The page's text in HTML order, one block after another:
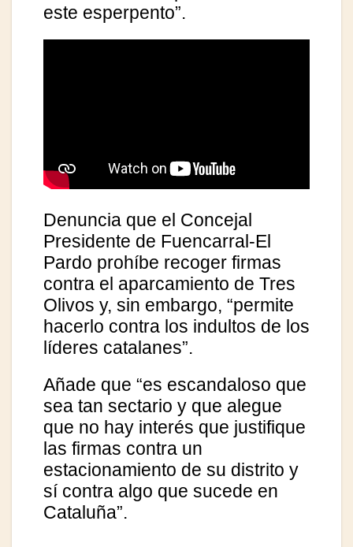
este esperpento”.
Denuncia que el Concejal
Presidente de Fuencarral-El
Pardo prohíbe recoger firmas
contra el aparcamiento de Tres
Olivos y, sin embargo, “permite
hacerlo contra los indultos de los
líderes catalanes”.
Añade que “es escandaloso que
sea tan sectario y que alegue
que no hay interés que justifique
las firmas contra un
estacionamiento de su distrito y
sí contra algo que sucede en
Cataluña”.